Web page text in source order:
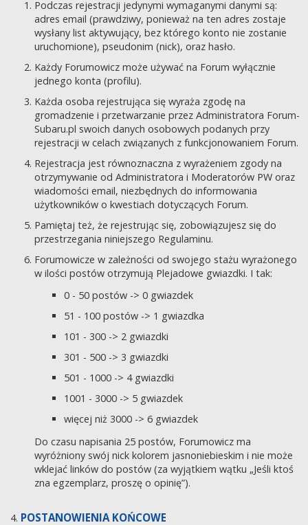
Podczas rejestracji jedynymi wymaganymi danymi są:
adres email (prawdziwy, ponieważ na ten adres zostaje
wysłany list aktywujący, bez którego konto nie zostanie
uruchomione), pseudonim (nick), oraz hasło.
Każdy Forumowicz może używać na Forum wyłącznie
jednego konta (profilu).
Każda osoba rejestrująca się wyraża zgodę na
gromadzenie i przetwarzanie przez Administratora Forum-
Subaru.pl swoich danych osobowych podanych przy
rejestracji w celach związanych z funkcjonowaniem Forum.
Rejestracja jest równoznaczna z wyrażeniem zgody na
otrzymywanie od Administratora i Moderatorów PW oraz
wiadomości email, niezbędnych do informowania
użytkowników o kwestiach dotyczących Forum.
Pamiętaj też, że rejestrując się, zobowiązujesz się do
przestrzegania niniejszego Regulaminu.
Forumowicze w zależności od swojego stażu wyrażonego
w ilości postów otrzymują Plejadowe gwiazdki. I tak:
0 - 50 postów -> 0 gwiazdek
51 - 100 postów -> 1 gwiazdka
101 - 300 -> 2 gwiazdki
301 - 500 -> 3 gwiazdki
501 - 1000 -> 4 gwiazdki
1001 - 3000 -> 5 gwiazdek
więcej niż 3000 -> 6 gwiazdek
Do czasu napisania 25 postów, Forumowicz ma
wyróżniony swój nick kolorem jasnoniebieskim i nie może
wklejać linków do postów (za wyjątkiem wątku „Jeśli ktoś
zna egzemplarz, proszę o opinię”).
POSTANOWIENIA KOŃCOWE